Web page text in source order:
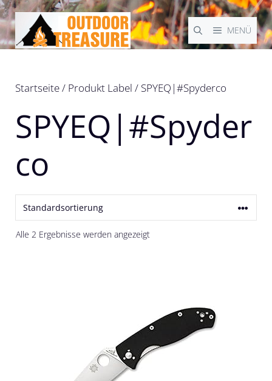
Zum
Inhalt
springen
MENÜ
Startseite/ Produkt Label / SPYEQ|#Spyderco
SPYEQ|#Spyder
co
Alle 2 Ergebnisse werden angezeigt